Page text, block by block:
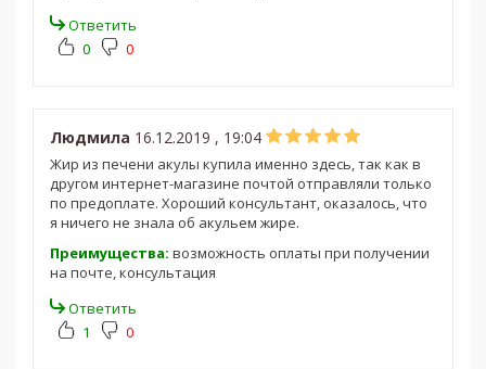
Ответить
0
0
Людмила 16.12.2019 , 19:04
Жир из печени акулы купила именно здесь, так как в
другом интернет-магазине почтой отправляли только
по предоплате. Хороший консультант, оказалось, что
я ничего не знала об акульем жире.
Преимущества: возможность оплаты при получении
на почте, консультация
Ответить
1
0